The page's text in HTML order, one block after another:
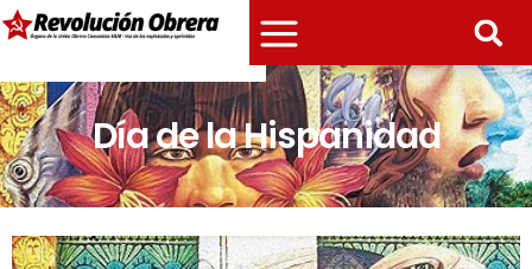
Día de la Hispanidad